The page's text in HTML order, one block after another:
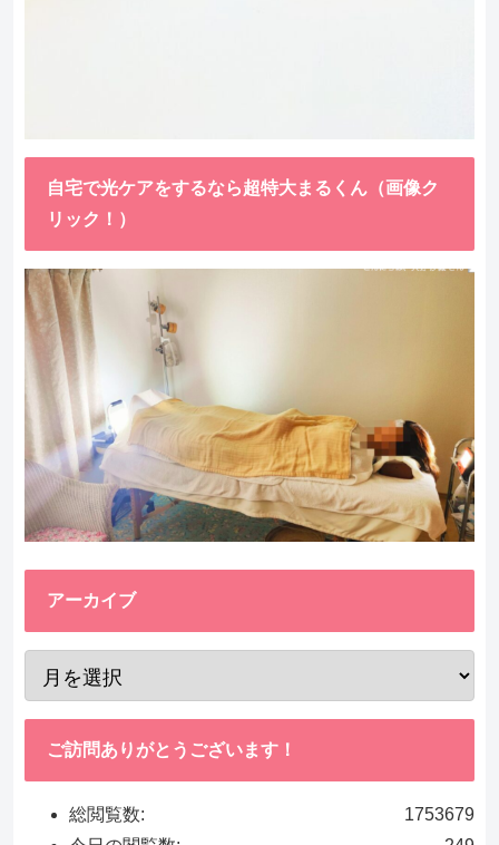
自宅で光ケアをするなら超特大まるくん（画像ク
リック！）
アーカイブ
ご訪問ありがとうございます！
1753679
総閲覧数: